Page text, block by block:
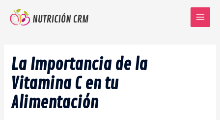
contenido
Main
La Importancia de la
Vitamina C en tu
Alimentación